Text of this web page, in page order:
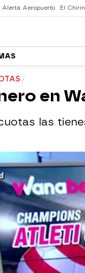
Alerta Aeropuerto El
en
las